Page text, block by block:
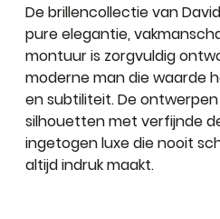
De brillencollectie van
pure elegantie,
montuur is zorgvuldig
moderne man die waarde
en subtiliteit. De
silhouetten met verfijnde
ingetogen luxe die nooit
altijd indruk maakt.